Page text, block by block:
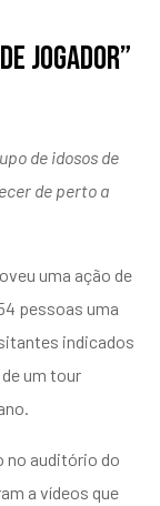
Jogador”
de idosos de
de perto a
uma ação de
pessoas uma
indicados
um tour
no auditório do
a vídeos que